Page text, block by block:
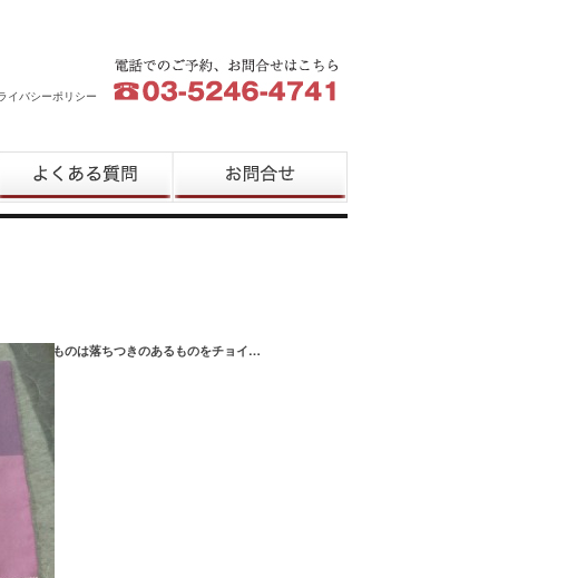
イバシーポリシー
くある質問 お問合せ
のできものは落ちつきのあるものをチョイ…